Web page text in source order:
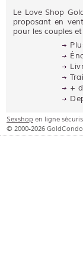
Le Love Shop
proposant en
pour les couples
+
Sexshop en ligne
© 2000-2026